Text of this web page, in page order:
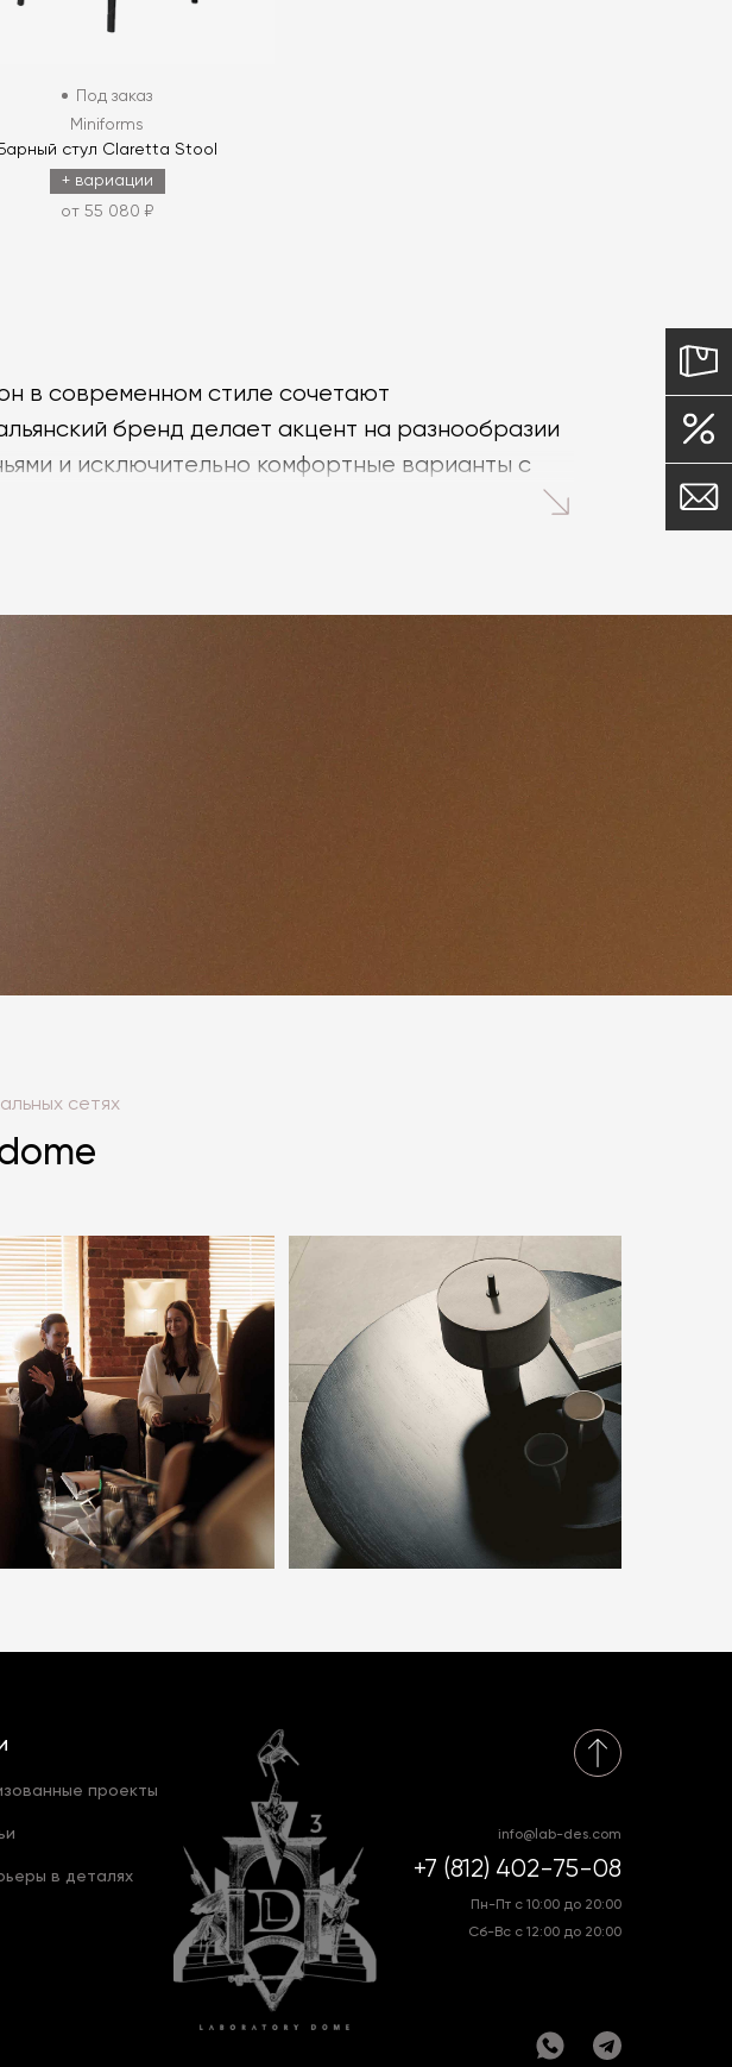
Под заказ
Miniforms
Барный стул Claretta Stool
+ вариации
от 55 080 ₽
в современном стиле сочетают
бренд делает акцент на разнообразии
и исключительно комфортные варианты с
из прочного металла и массива
премиальным текстилем.
магазина Laboratory Dome, можно
города России. Модели из наличия
сетях
проекты
в деталях
info@lab-des.com
+7 (812) 402-75-08
Пн-Пт с 10:00 до 20:00
Сб-Вс с 12:00 до 20:00